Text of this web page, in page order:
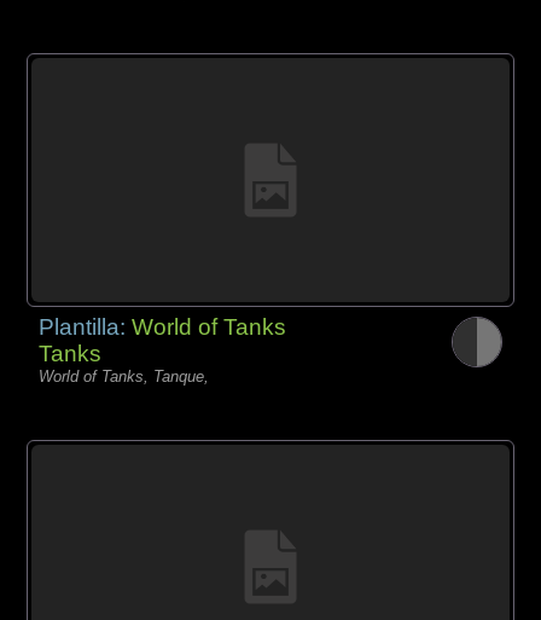
Plantilla:World of Tanks
Tanks
World of Tanks, Tanque,